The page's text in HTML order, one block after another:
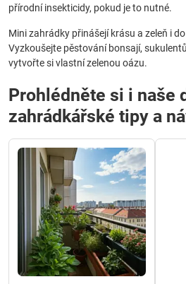
přírodní insekticidy, pokud je to nutné.
Mini zahrádky přinášejí krásu a zeleň i
Vyzkoušejte pěstování bonsají,
vytvořte si vlastní zelenou oázu.
Prohlédněte si i naše
zahrádkářské tipy a